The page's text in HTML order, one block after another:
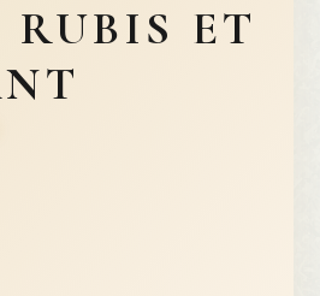
RUBIS ET